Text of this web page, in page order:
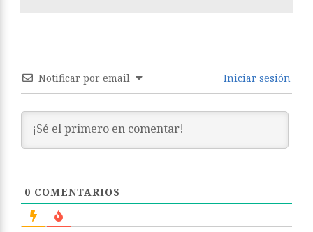
Notificar por email Iniciar sesión
0 COMENTARIOS